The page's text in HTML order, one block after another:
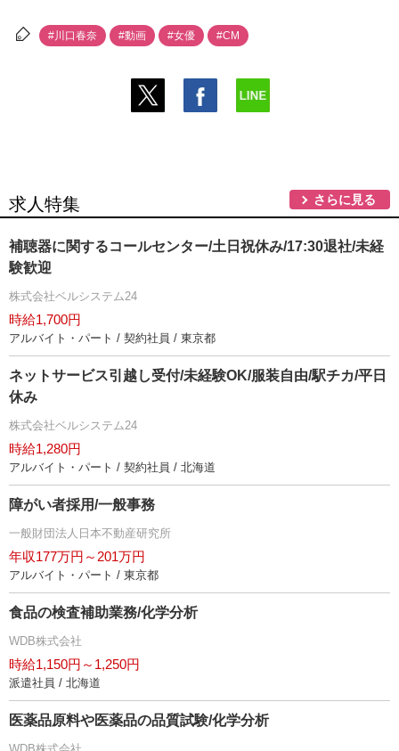
#川口春奈 #動画 #女優 #CM
求人特集 さらに見る
補聴器に関するコールセンター/土日祝休み/17:30退社/未経
験歓迎
株式会社ベルシステム24
時給1,700円
アルバイト・パート / 契約社員 / 東京都
ネットサービス引越し受付/未経験OK/服装自由/駅チカ/平日
休み
株式会社ベルシステム24
時給1,280円
アルバイト・パート / 契約社員 / 北海道
障がい者採用/一般事務
一般財団法人日本不動産研究所
年収177万円～201万円
アルバイト・パート / 東京都
食品の検査補助業務/化学分析
WDB株式会社
時給1,150円～1,250円
派遣社員 / 北海道
医薬品原料や医薬品の品質試験/化学分析